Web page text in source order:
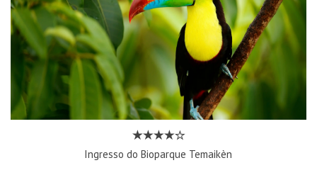
Ingresso do Bioparque Temaikèn